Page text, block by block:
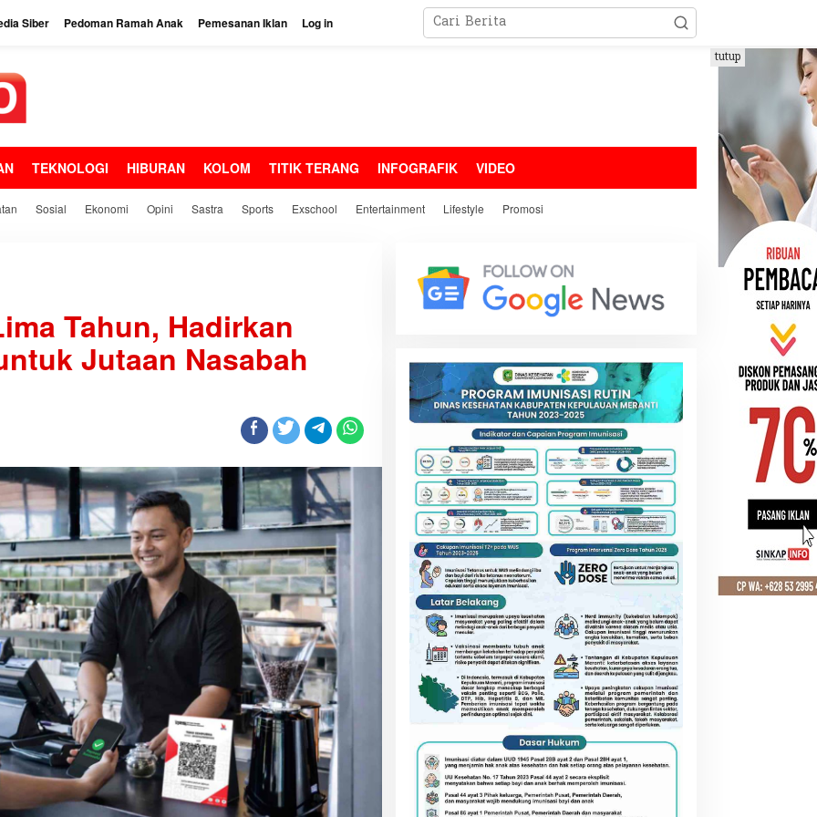
Siber Pedoman Ramah Anak Pemesanan Iklan Log in
TEKNOLOGI HIBURAN KOLOM TITIK TERANG INFOGRAFIK VIDEO
Sosial Ekonomi Opini Sastra Sports Exschool Entertainment Lifestyle Promosi
tutup
Tahun, Hadirkan
Jutaan Nasabah